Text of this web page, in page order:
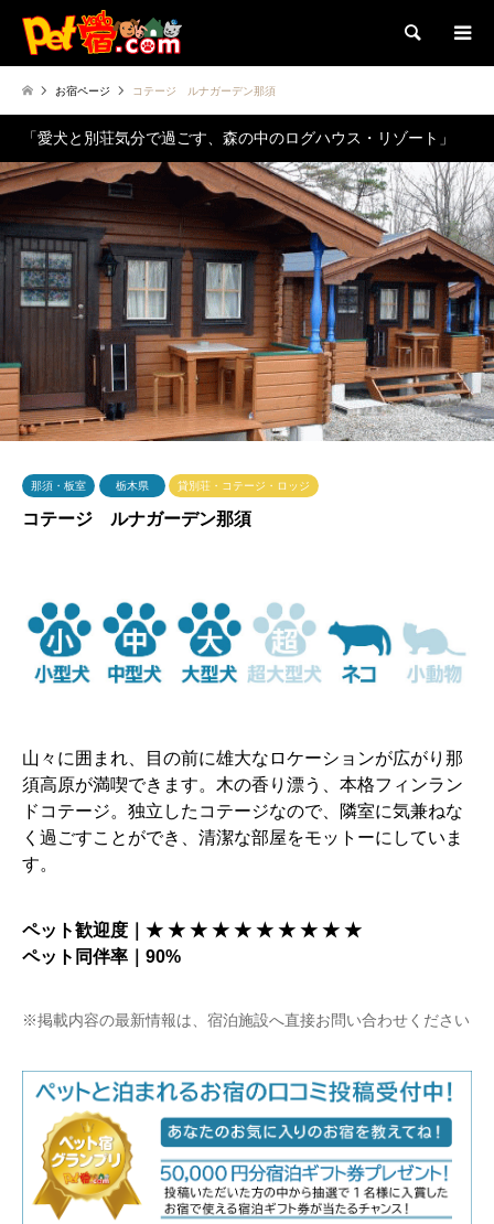
検索
お宿ページ コテージ ルナガーデン那須
「愛犬と別荘気分で過ごす、森の中のログハウス・リゾート」
那須・板室 栃木県 貸別荘・コテージ・ロッジ
コテージ ルナガーデン那須
山々に囲まれ、目の前に雄大なロケーションが広がり那
須高原が満喫できます。木の香り漂う、本格フィンラン
ドコテージ。独立したコテージなので、隣室に気兼ねな
く過ごすことができ、清潔な部屋をモットーにしていま
す。
ペット歓迎度｜★ ★ ★ ★ ★ ★ ★ ★ ★ ★
ペット同伴率｜90%
※掲載内容の最新情報は、宿泊施設へ直接お問い合わせください